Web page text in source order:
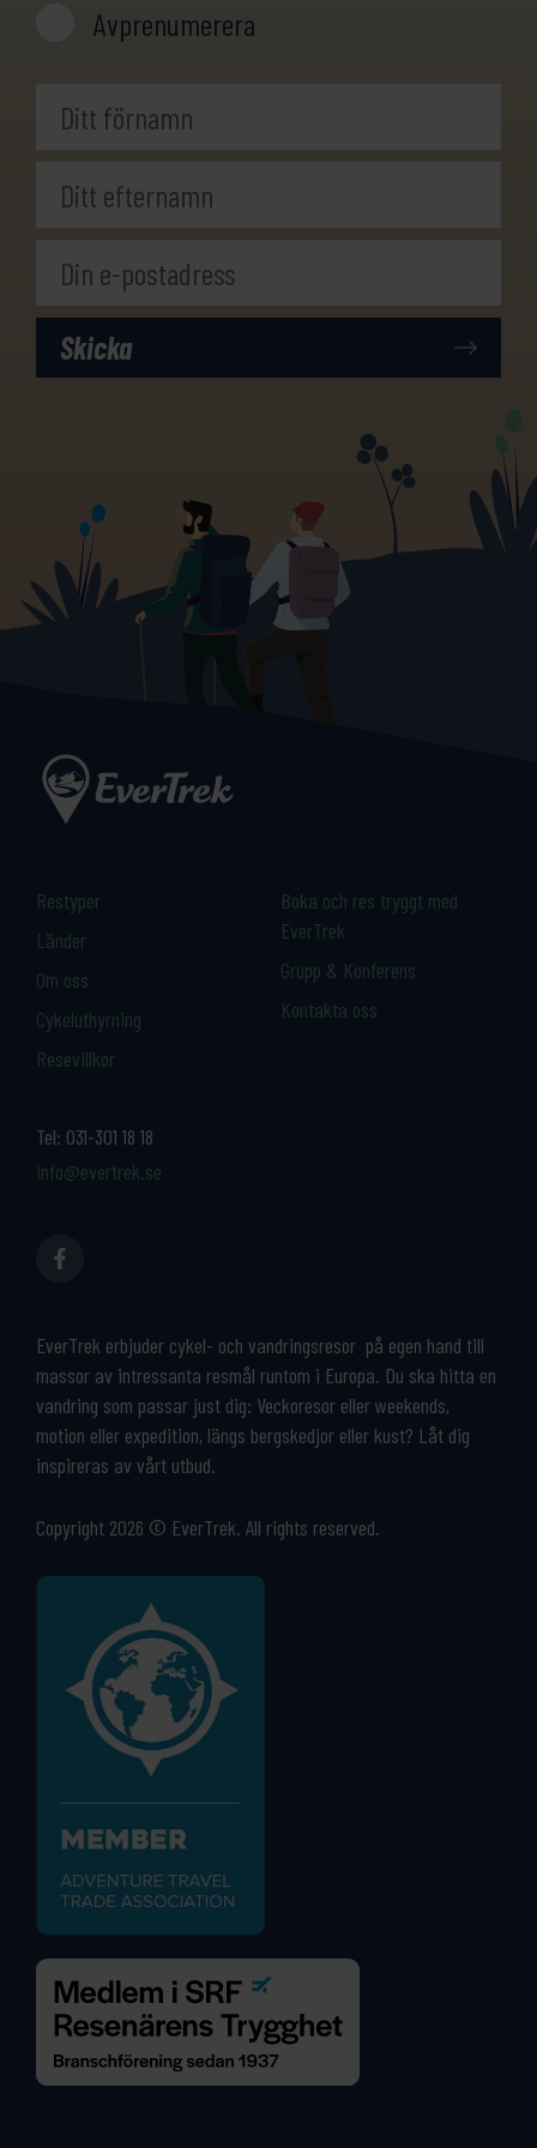
Avprenumerera
Tel: 031-301 18 18
info@evertrek.se
EverTrek erbjuder cykel- och vandringsresor på egen hand till
massor av intressanta resmål runtom i Europa. Du ska hitta en
vandring som passar just dig: Veckoresor eller weekends,
motion eller expedition, längs bergskedjor eller kust? Låt dig
inspireras av vårt utbud.
Copyright 2026 © EverTrek. All rights reserved.
Restyper
Länder
Om oss
Cykeluthyrning
Resevillkor
Boka och res tryggt med
EverTrek
Grupp & Konferens
Kontakta oss